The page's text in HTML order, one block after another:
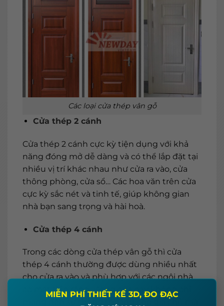
MIỄN PHÍ THIẾT KẾ 3D, ĐO ĐẠC
Các loại cửa thép vân gỗ
Cửa thép 2 cánh
Cửa thép 2 cánh cực kỳ tiện dụng với khả
năng đóng mở dễ dàng và có thể lắp đặt tại
nhiều vị trí khác nhau như cửa ra vào, cửa
thông phòng, cửa sổ… Các hoa văn trên cửa
cực kỳ sắc nét và tinh tế, giúp không gian
nhà bạn sang trọng và hài hoà.
Cửa thép 4 cánh
Trong các dòng cửa thép vân gỗ thì cửa
thép 4 cánh thường được dùng nhiều nhất
cho cửa ra vào và phù hợp với các ngôi nhà
có mặt tiền rộng. Dòng cửa này không chỉ
mang đến sự thông thoáng cho gia chủ mà